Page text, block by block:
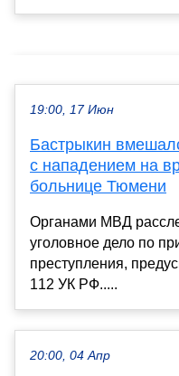
19:00, 17 Июн
Бастрыкин
с нападением на
больнице Тюмени
Органами МВД
уголовное дело по
преступления,
112 УК РФ.....
20:00, 04 Апр